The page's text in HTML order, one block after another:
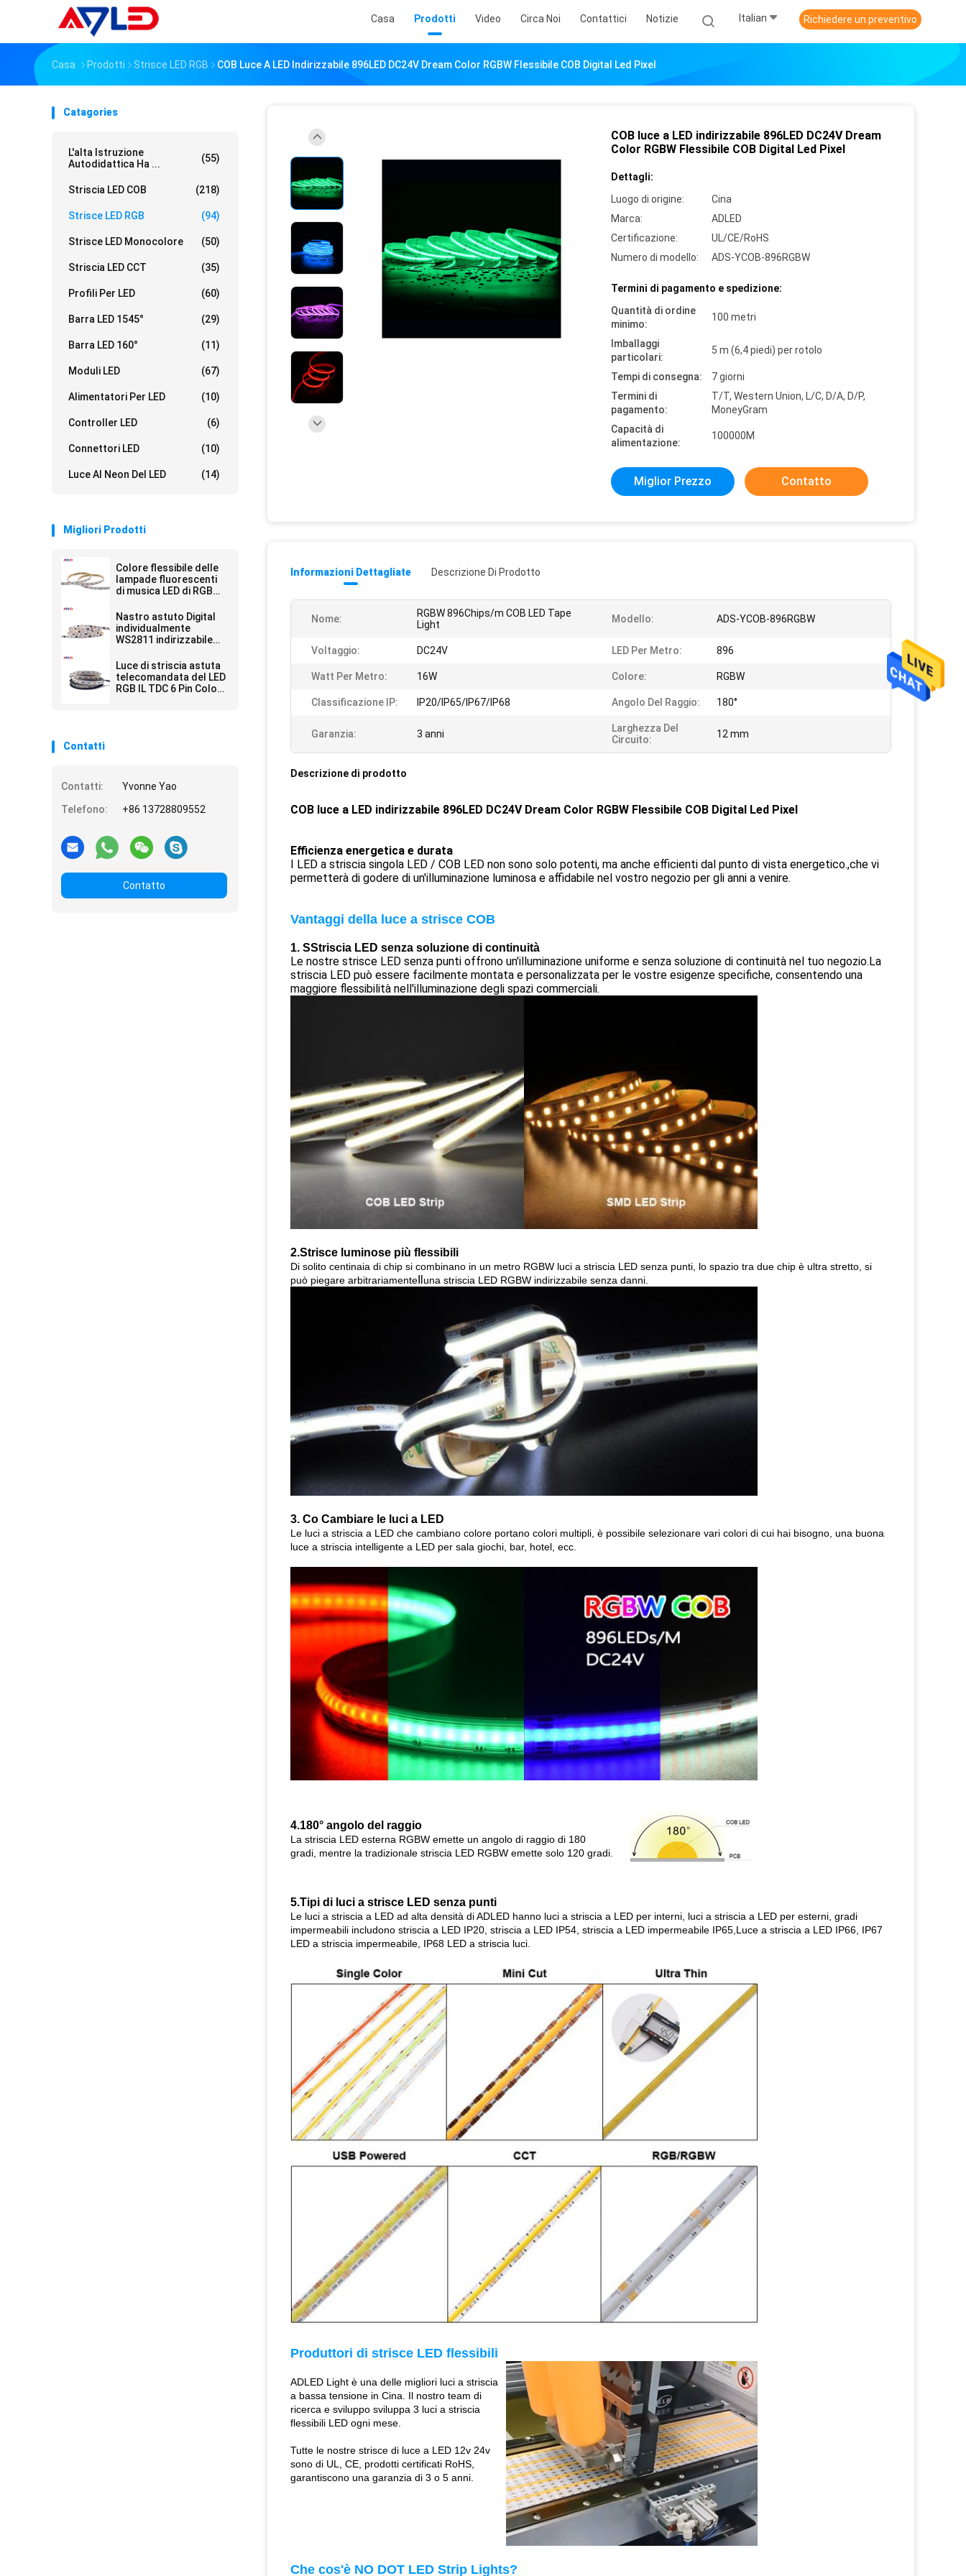
Casa Prodotti Video Circa Noi Contattici Notizie Italian Richiedere un preventivo
Casa Prodotti Strisce LED RGB COB Luce A LED Indirizzabile 896LED DC24V Dream Color RGBW Flessibile COB Digital Led Pixel
Catagories
L'alta Istruzione
Autodidattica Ha ...
(55)
Striscia LED COB (218)
Strisce LED RGB (94)
Strisce LED Monocolore (50)
Striscia LED CCT (35)
Profili Per LED (60)
Barra LED 1545° (29)
Barra LED 160° (11)
Moduli LED (67)
Alimentatori Per LED (10)
Controller LED (6)
Connettori LED (10)
Luce Al Neon Del LED (14)
Migliori Prodotti
Colore flessibile delle
lampade fluorescenti
di musica LED di RGB
5M 12V 24V 5050
Nastro astuto Digital
individualmente
WS2811 indirizzabile
della luce di colore di
sogno LED
Luce di striscia astuta
telecomandata del LED
RGB IL TDC 6 Pin Color
Contatti
Contatti:
Yvonne Yao
Telefono:
+86 13728809552
Contatto
COB luce a LED indirizzabile 896LED DC24V Dream
Color RGBW Flessibile COB Digital Led Pixel
Dettagli:
Luogo di origine:
Cina
Marca:
ADLED
Certificazione:
UL/CE/RoHS
Numero di modello:
ADS-YCOB-896RGBW
Termini di pagamento e spedizione:
Quantità di ordine
minimo:
100 metri
Imballaggi
particolari:
5 m (6,4 piedi) per rotolo
Tempi di consegna:
7 giorni
Termini di
pagamento:
T/T, Western Union, L/C, D/A, D/P,
MoneyGram
Capacità di
alimentazione:
100000M
Miglior Prezzo Contatto
Informazioni Dettagliate Descrizione Di Prodotto
Nome:
RGBW 896Chips/m COB LED Tape
Light
Modello: ADS-YCOB-896RGBW
Voltaggio: DC24V LED Per Metro: 896
Watt Per Metro: 16W Colore: RGBW
Classificazione IP: IP20/IP65/IP67/IP68 Angolo Del Raggio: 180°
Garanzia: 3 anni
Larghezza Del
Circuito:
12 mm
Descrizione di prodotto
COB luce a LED indirizzabile 896LED DC24V Dream Color RGBW Flessibile COB Digital Led Pixel
Efficienza energetica e durata
I LED a striscia singola LED / COB LED non sono solo potenti, ma anche efficienti dal punto di vista energetico.,che vi
permetterà di godere di un'illuminazione luminosa e affidabile nel vostro negozio per gli anni a venire.
Vantaggi della luce a strisce COB
1. SStriscia LED senza soluzione di continuità
Le nostre strisce LED senza punti offrono un'illuminazione uniforme e senza soluzione di continuità nel tuo negozio.La
striscia LED può essere facilmente montata e personalizzata per le vostre esigenze specifiche, consentendo una
maggiore flessibilità nell'illuminazione degli spazi commerciali.
2.Strisce luminose più flessibili
Di solito centinaia di chip si combinano in un metro RGBW luci a striscia LED senza punti, lo spazio tra due chip è ultra stretto, si
può piegare arbitrariamente una striscia LED RGBW indirizzabile senza danni.
3. Co Cambiare le luci a LED
Le luci a striscia a LED che cambiano colore portano colori multipli, è possibile selezionare vari colori di cui hai bisogno, una buona
luce a striscia intelligente a LED per sala giochi, bar, hotel, ecc.
4.180° angolo del raggio
La striscia LED esterna RGBW emette un angolo di raggio di 180
gradi, mentre la tradizionale striscia LED RGBW emette solo 120 gradi.
5.Tipi di luci a strisce LED senza punti
Le luci a striscia a LED ad alta densità di ADLED hanno luci a striscia a LED per interni, luci a striscia a LED per esterni, gradi
impermeabili includono striscia a LED IP20, striscia a LED IP54, striscia a LED impermeabile IP65,Luce a striscia a LED IP66, IP67
LED a striscia impermeabile, IP68 LED a striscia luci.
Produttori di strisce LED flessibili
ADLED Light è una delle migliori luci a striscia
a bassa tensione in Cina. Il nostro team di
ricerca e sviluppo sviluppa 3 luci a striscia
flessibili LED ogni mese.
Tutte le nostre strisce di luce a LED 12v 24v
sono di UL, CE, prodotti certificati RoHS,
garantiscono una garanzia di 3 o 5 anni.
Che cos'è NO DOT LED Strip Lights?